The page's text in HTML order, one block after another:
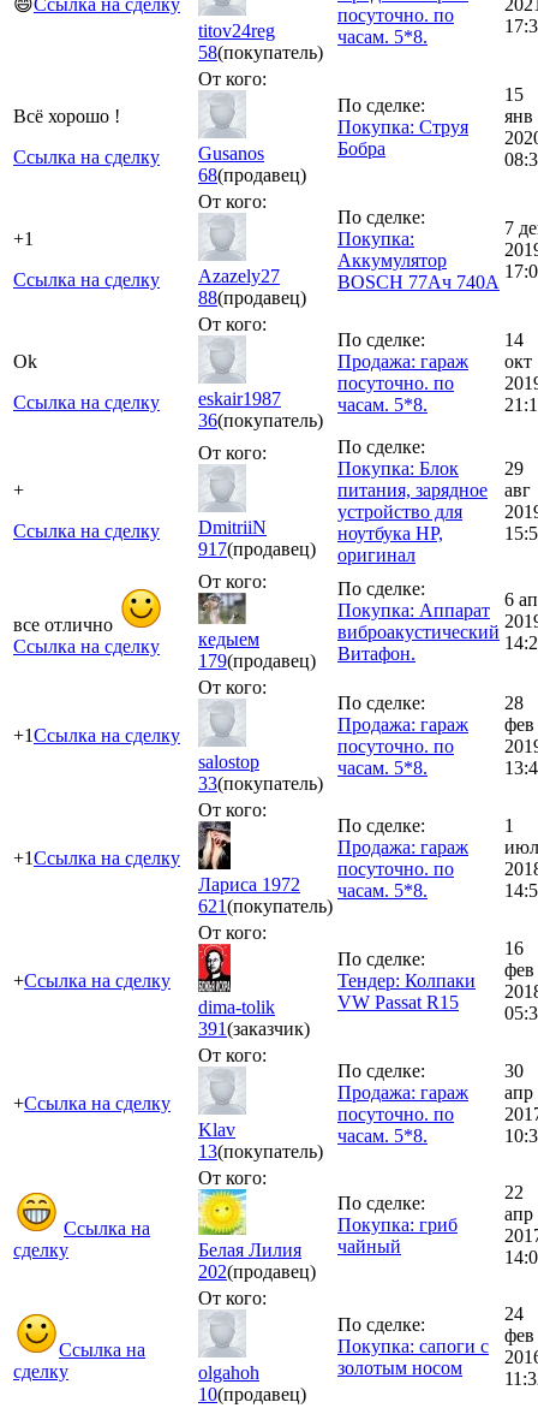
titov24reg
58(покупатель)
посуточно. по
часам. 5*8.
Всё хорошо !
Ссылка на сделку
От кого:
Gusanos
68(продавец)
По сделке:
Покупка: Струя
Бобра
15
янв
+1
Ссылка на сделку
От кого:
Azazely27
88(продавец)
По сделке:
Покупка:
Аккумулятор
BOSCH 77Ач 740А
7
Ok
Ссылка на сделку
От кого:
eskair1987
36(покупатель)
По сделке:
Продажа: гараж
посуточно. по
часам. 5*8.
14
окт
+
Ссылка на сделку
От кого:
DmitriiN
917(продавец)
По сделке:
Покупка: Блок
питания, зарядное
устройство для
ноутбука HP,
оригинал
29
авг
все отлично
Ссылка на сделку
От кого:
кедыем
179(продавец)
По сделке:
Покупка: Аппарат
виброакустический
Витафон.
6
+1Ссылка на сделку
От кого:
salostop
33(покупатель)
По сделке:
Продажа: гараж
посуточно. по
часам. 5*8.
28
фев
+1Ссылка на сделку
От кого:
Лариса 1972
621(покупатель)
По сделке:
Продажа: гараж
посуточно. по
часам. 5*8.
1
+Ссылка на сделку
От кого:
dima-tolik
391(заказчик)
По сделке:
Тендер: Колпаки
VW Passat R15
16
фев
+Ссылка на сделку
От кого:
Klav
13(покупатель)
По сделке:
Продажа: гараж
посуточно. по
часам. 5*8.
30
апр
Ссылка на
сделку
От кого:
Белая Лилия
202(продавец)
По сделке:
Покупка: гриб
чайный
22
апр
Ссылка на
сделку
От кого:
olgahoh
10(продавец)
По сделке:
Покупка: сапоги с
золотым носом
24
фев